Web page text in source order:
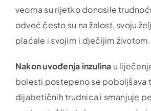
veoma su rijetko donosile
odveć često su na žalost, svoju
plaćale i svojim i dječijim životom.
Nakon uvođenja inzulina u
bolesti postepeno se poboljšava
dijabetičnih trudnica i smanjuje